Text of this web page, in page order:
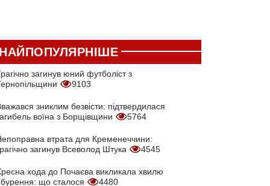
загинув юний футболіст з
9103
зниклим безвісти: підтвердилася
воїна з Борщівщини
5764
втрата для Кременеччини:
загинув Всеволод Штука
4545
хода до Почаєва викликала хвилю
що сталося
4480